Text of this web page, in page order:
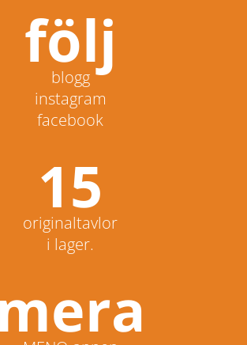
följ
blogg
instagram
facebook
15
originaltavlor
i lager.
mera